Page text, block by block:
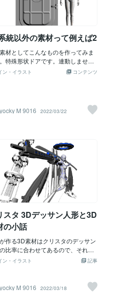
統以外の素材って例えば2
材としてこんなものを作ってみま
特殊形状ドアです。連動しません
動きます。
コンテンツ
ン・イラスト
yocky M 9016 2022/03/22
スタ 3Dデッサン人形と3D
の小話
作る3D素材はクリスタのデッサン
比率に合わせてあるので、それな
品の表現の幅が広がりました。自
とは・・・。「扱いが難しい」や
にくい」等見かけますが4、5回ほ
記事
ン・イラスト
yocky M 9016
2022/03/18